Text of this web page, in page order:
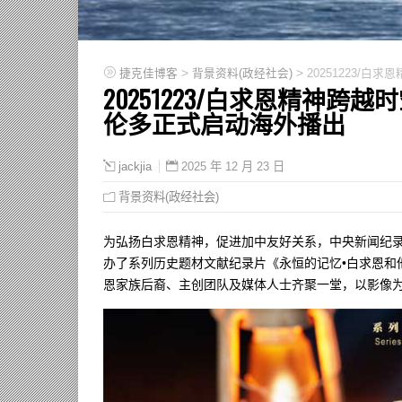
捷克佳博客 > 背景资料(政经社会) > 20251223/白求恩
20251223/白求恩精神跨越
伦多正式启动海外播出
jackjia 2025 年 12 月 23 日
背景资料(政经社会)
为弘扬白求恩精神，促进加中友好关系，中央新闻
办了系列历史题材文献纪录片《永恒的记忆•白求恩
恩家族后裔、主创团队及媒体人士齐聚一堂，以影像